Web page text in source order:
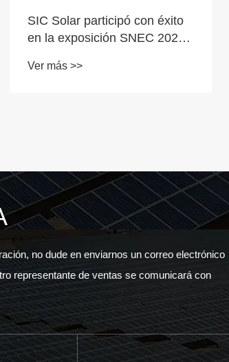
SIC Solar participó con éxito
en la exposición SNEC 2024
Ver más >>
no dude en enviarnos un correo electrónico
representante de ventas se comunicará con